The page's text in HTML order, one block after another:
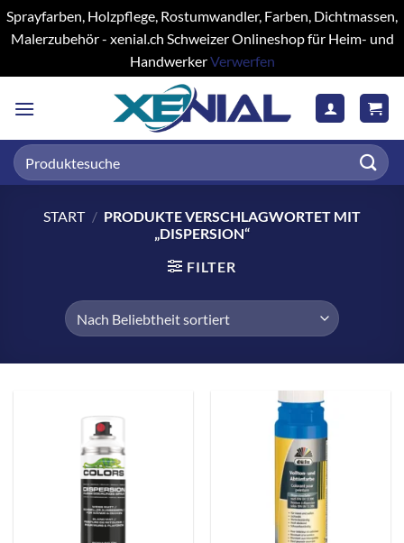
Sprayfarben, Holzpflege, Rostumwandler, Farben, Dichtmassen,
Malerzubehör - xenial.ch Schweizer Onlineshop für Heim- und
HandwerkerVerwerfen
Inhalt
Suchen
nach:
START / PRODUKTE VERSCHLAGWORTET MIT
„DISPERSION“
FILTER